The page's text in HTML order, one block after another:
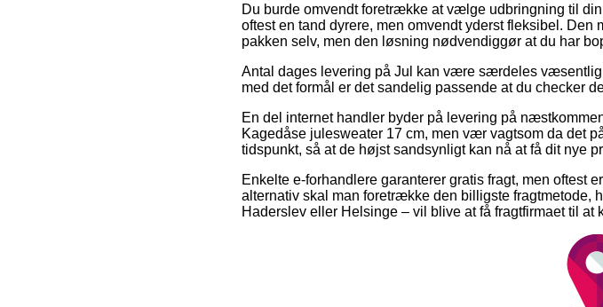
Du burde omvendt foretrække at vælge udbringning til
oftest en tand dyrere, men omvendt yderst fleksibel. Den
pakken selv, men den løsning nødvendiggør at du har
Antal dages levering på Jul kan være særdeles
med det formål er det sandelig passende at du checker
En del internet handler byder på levering på
Kagedåse julesweater 17 cm, men vær vagtsom da det
tidspunkt, så at de højst sandsynligt kan nå at få dit nye
Enkelte e-forhandlere garanterer gratis fragt, men oftest
alternativ skal man foretrække den billigste fragtmetode,
Haderslev eller Helsinge – vil blive at få fragtfirmaet til at